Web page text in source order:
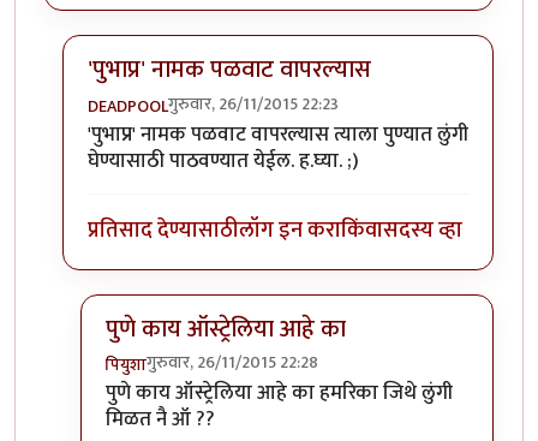
'पुभाप्र' नामक पळवाट वापरल्यास
DEADPOOLगुरुवार, 26/11/2015 22:23
In reply toनमनालच घडाभर तेल झाल की वो !byपियुशा
'पुभाप्र' नामक पळवाट वापरल्यास त्याला पुण्यात लुंगी
घेण्यासाठी पाठवण्यात येईल. ह.घ्या. ;)
प्रतिसाद देण्यासाठीलॉग इन कराकिंवासदस्य व्हा
पुणे काय ऑस्ट्रेलिया आहे का
पियुशागुरुवार, 26/11/2015 22:28
In reply to'पुभाप्र' नामक पळवाट वापरल्यासby
पुणे काय ऑस्ट्रेलिया आहे का हमरिका जिथे लुंगी
मिळत नै ऑ ??